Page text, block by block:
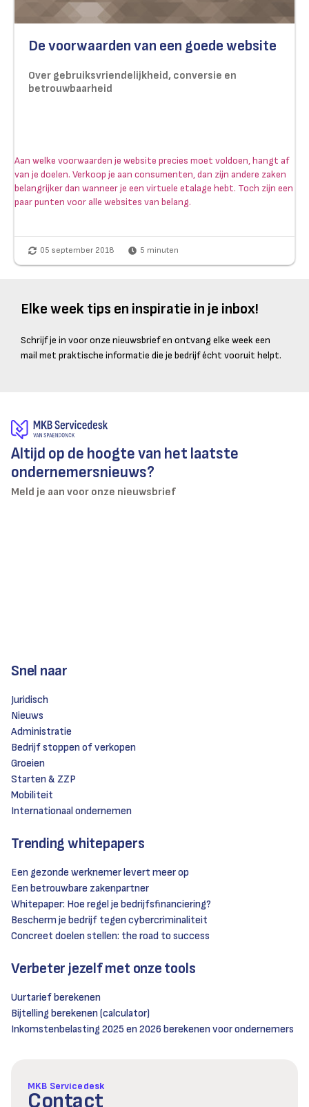
De voorwaarden van een goede website
Over gebruiksvriendelijkheid, conversie en
betrouwbaarheid
Aan welke voorwaarden je website precies moet voldoen, hangt af
van je doelen. Verkoop je aan consumenten, dan zijn andere zaken
belangrijker dan wanneer je een virtuele etalage hebt. Toch zijn een
paar punten voor alle websites van belang.
05 september 2018 5 minuten
Elke week tips en inspiratie in je inbox!
Schrijf je in voor onze nieuwsbrief en ontvang elke week een
mail met praktische informatie die je bedrijf écht vooruit helpt.
Altijd op de hoogte van het laatste
ondernemersnieuws?
Meld je aan voor onze nieuwsbrief
Snel naar
Juridisch
Nieuws
Administratie
Bedrijf stoppen of verkopen
Groeien
Starten & ZZP
Mobiliteit
Internationaal ondernemen
Trending whitepapers
Een gezonde werknemer levert meer op
Een betrouwbare zakenpartner
Whitepaper: Hoe regel je bedrijfsfinanciering?
Bescherm je bedrijf tegen cybercriminaliteit
Concreet doelen stellen: the road to success
Verbeter jezelf met onze tools
Uurtarief berekenen
Bijtelling berekenen (calculator)
Inkomstenbelasting 2025 en 2026 berekenen voor ondernemers
MKB Servicedesk
Contact